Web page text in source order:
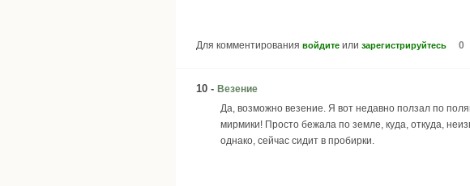
Для комментирования войдите или зарегистрируйтесь 0
10 - Везение
Да, возможно везение. Я вот недавно ползал по
мирмики! Просто бежала по земле, куда, откуда,
однако, сейчас сидит в пробирки.